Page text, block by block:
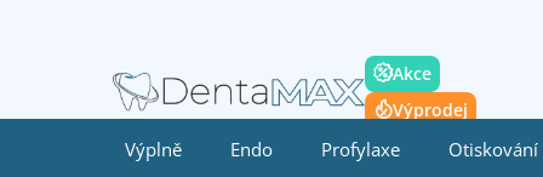
Akce
Výprodej
Výplně Endo Profylaxe Otiskování